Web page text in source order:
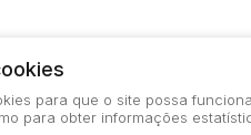
- Todos os direitos
para que o site possa
para obter informações